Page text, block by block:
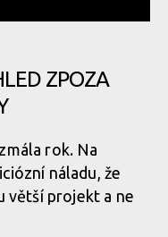
ZPOZA
rok. Na
náladu, že
větší projekt a ne